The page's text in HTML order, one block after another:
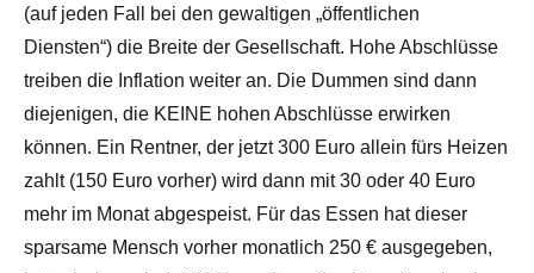
(auf jeden Fall bei den gewaltigen „öffentlichen
Diensten“) die Breite der Gesellschaft. Hohe Abschlüsse
treiben die Inflation weiter an. Die Dummen sind dann
diejenigen, die KEINE hohen Abschlüsse erwirken
können. Ein Rentner, der jetzt 300 Euro allein fürs Heizen
zahlt (150 Euro vorher) wird dann mit 30 oder 40 Euro
mehr im Monat abgespeist. Für das Essen hat dieser
sparsame Mensch vorher monatlich 250 € ausgegeben,